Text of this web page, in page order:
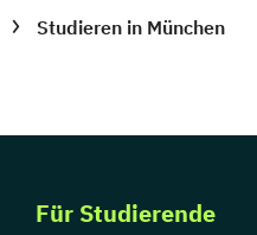
Studieren in München
Für Studierende